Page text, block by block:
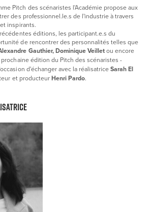
Pitch des scénaristes l'Académie propose aux
des professionnel.le.s de l'industrie à travers
inspirants.
éditions, les participant.e.s du
de rencontrer des personnalités telles que
Gauthier, Dominique Veilletou encore
prochaine édition du Pitch des scénaristes -
d'échanger avec la réalisatriceSarah El
et producteurHenri Pardo.